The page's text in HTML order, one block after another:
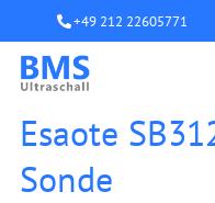
+49 212 22605771
Esaote
Sonde